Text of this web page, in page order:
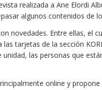
realizada a Ane Elordi
algunos contenidos de
novedades. Entre ellas, el
tarjetas de la sección
las personas que
online y